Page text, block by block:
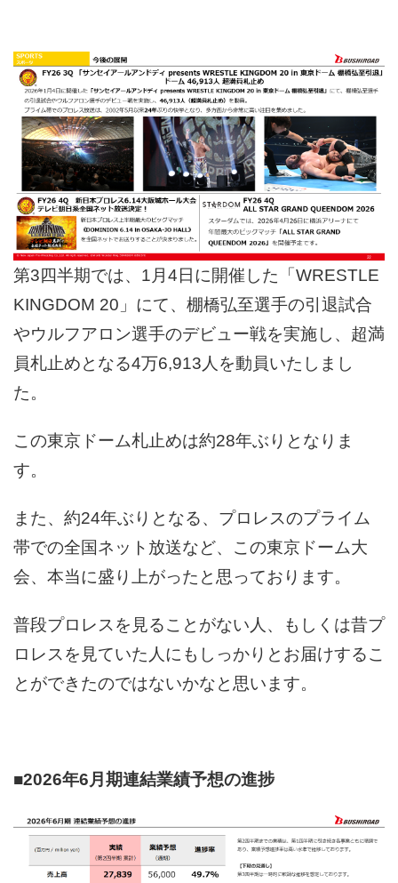
第3四半期では、1月4日に開催した「WRESTLE
KINGDOM 20」にて、棚橋弘至選手の引退試合
やウルフアロン選手のデビュー戦を実施し、超満
員札止めとなる4万6,913人を動員いたしまし
た。
この東京ドーム札止めは約28年ぶりとなりま
す。
また、約24年ぶりとなる、プロレスのプライム
帯での全国ネット放送など、この東京ドーム大
会、本当に盛り上がったと思っております。
普段プロレスを見ることがない人、もしくは昔プ
ロレスを見ていた人にもしっかりとお届けするこ
とができたのではないかなと思います。
■2026年6月期連結業績予想の進捗